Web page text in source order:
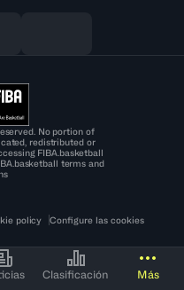
Clasificación Más
No portion of
redistributed or
FIBA.basketball
terms and
policy Configure las cookies